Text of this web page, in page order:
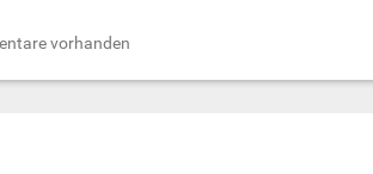
vorhanden